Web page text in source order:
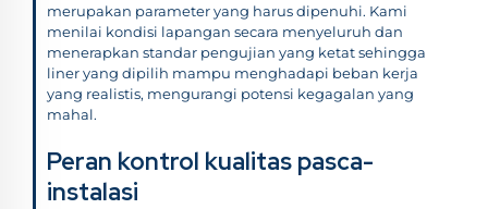
merupakan parameter yang harus dipenuhi. Kami
menilai kondisi lapangan secara menyeluruh dan
menerapkan standar pengujian yang ketat sehingga
liner yang dipilih mampu menghadapi beban kerja
yang realistis, mengurangi potensi kegagalan yang
mahal.
Peran kontrol kualitas pasca-
instalasi